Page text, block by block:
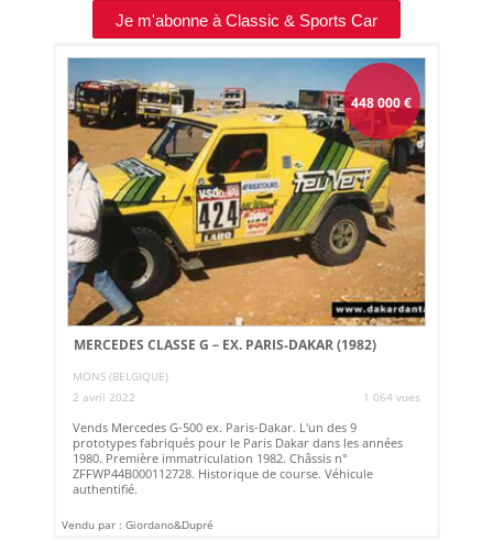
Je m'abonne à Classic & Sports Car
448 000€
MERCEDES CLASSE G – EX. PARIS-DAKAR (1982)
MONS (BELGIQUE)
2 avril 2022
1 064 vues
Vends Mercedes G-500 ex. Paris-Dakar. L'un des 9
prototypes fabriqués pour le Paris Dakar dans les années
1980. Première immatriculation 1982. Châssis n°
ZFFWP44B000112728. Historique de course. Véhicule
authentifié.
Vendu par : Giordano&Dupré